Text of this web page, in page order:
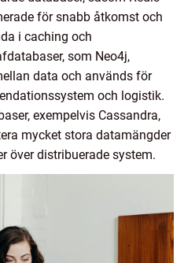
för snabb åtkomst och
i caching och
som Neo4j,
data och används för
och logistik.
exempelvis Cassandra,
mycket stora datamängder
över distribuerade system.